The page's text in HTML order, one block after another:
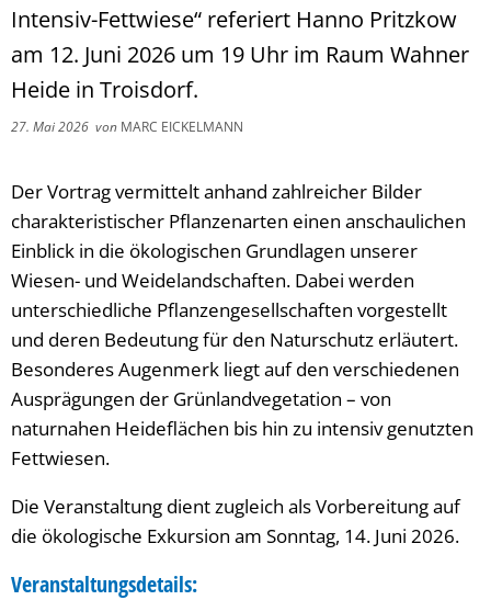
Intensiv-Fettwiese“ referiert Hanno Pritzkow
am 12. Juni 2026 um 19 Uhr im Raum Wahner
Heide in Troisdorf.
27. Mai 2026 von MARC EICKELMANN
Der Vortrag vermittelt anhand zahlreicher Bilder
charakteristischer Pflanzenarten einen anschaulichen
Einblick in die ökologischen Grundlagen unserer
Wiesen- und Weidelandschaften. Dabei werden
unterschiedliche Pflanzengesellschaften vorgestellt
und deren Bedeutung für den Naturschutz erläutert.
Besonderes Augenmerk liegt auf den verschiedenen
Ausprägungen der Grünlandvegetation – von
naturnahen Heideflächen bis hin zu intensiv genutzten
Fettwiesen.
Die Veranstaltung dient zugleich als Vorbereitung auf
die ökologische Exkursion am Sonntag, 14. Juni 2026.
Veranstaltungsdetails: